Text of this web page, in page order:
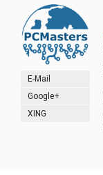
E-Mail
Google+
XING